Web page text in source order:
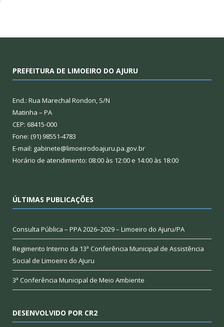
PREFEITURA DE LIMOEIRO DO AJURU
End.: Rua Marechal Rondon, S/N
Matinha – PA
CEP: 68415-000
Fone: (91) 98551-4783
E-mail: gabinete@limoeirodoajuru.pa.gov.br
Horário de atendimento: 08:00 às 12:00 e 14:00 às 18:00
ÚLTIMAS PUBLICAÇÕES
Consulta Pública – PPA 2026–2029 – Limoeiro do Ajuru/PA
Regimento Interno da 13ª Conferência Municipal de Assistência
Social de Limoeiro do Ajuru
3ª Conferência Municipal de Meio Ambiente
DESENVOLVIDO POR CR2